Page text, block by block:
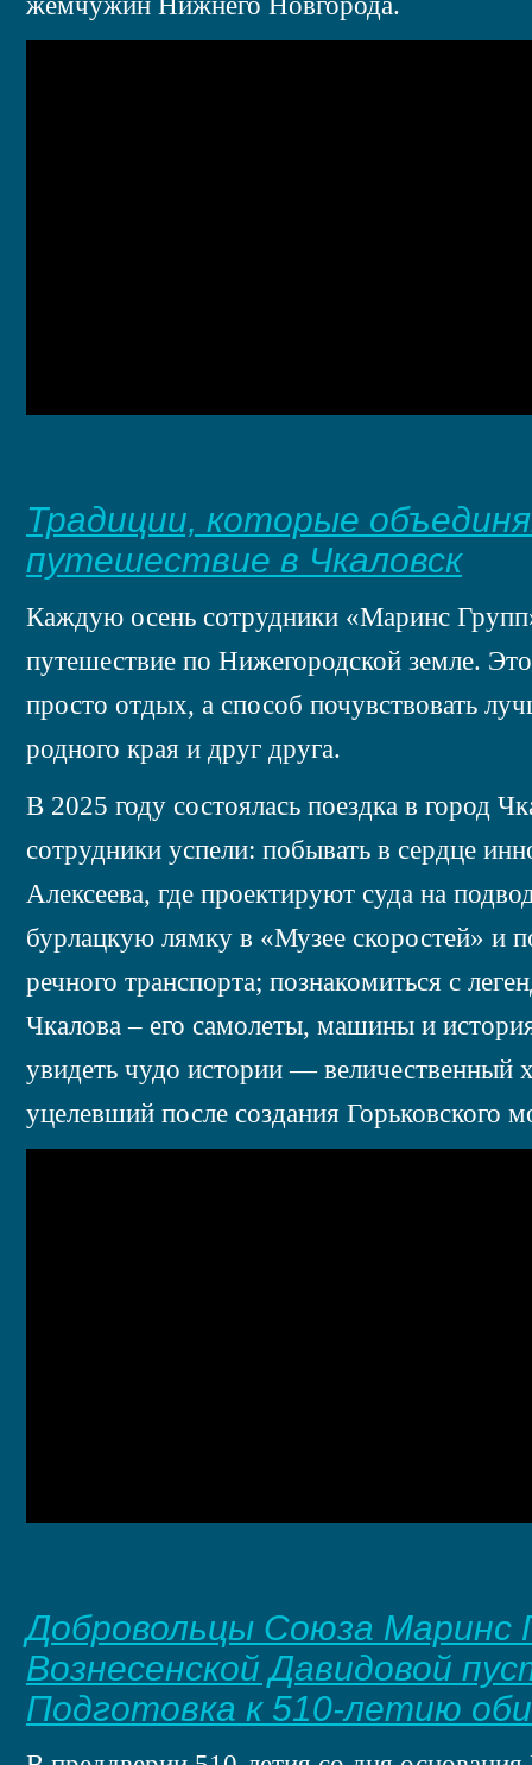
Традиции, которые
путешествие в Чкаловск
Каждую осень сотрудники «Маринс
путешествие по Нижегородской земле.
просто отдых, а способ почувствовать
родного края и друг друга.
В 2025 году состоялась поездка в город
сотрудники успели: побывать в сердце
Алексеева, где проектируют суда на
бурлацкую лямку в «Музее скоростей» и
речного транспорта; познакомиться с
Чкалова – его самолеты, машины и
увидеть чудо истории — величественный
уцелевший после создания Горьковского
Добровольцы Союза Маринс
Вознесенской Давидовой
Подготовка к 510-летию